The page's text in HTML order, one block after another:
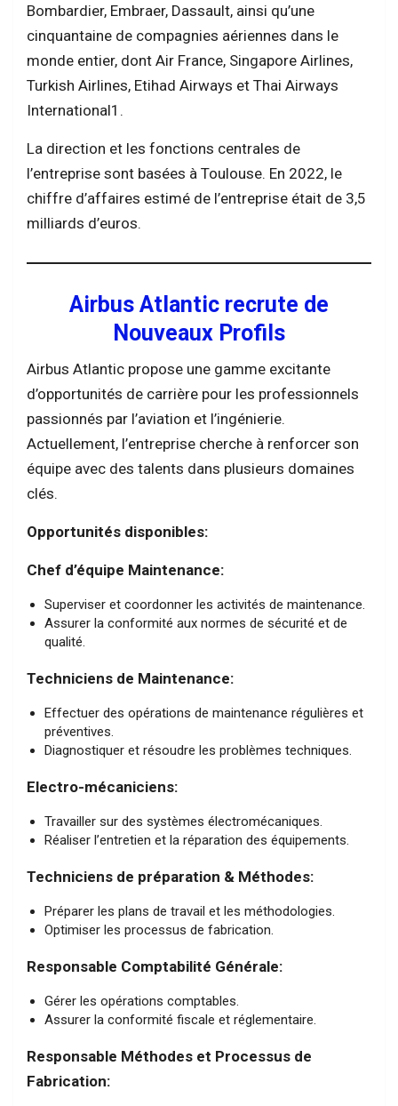
Bombardier, Embraer, Dassault, ainsi qu’une
cinquantaine de compagnies aériennes dans le
monde entier, dont Air France, Singapore Airlines,
Turkish Airlines, Etihad Airways et Thai Airways
International​1.
La direction et les fonctions centrales de
l’entreprise sont basées à Toulouse​​. En 2022, le
chiffre d’affaires estimé de l’entreprise était de 3,5
milliards d’euros​​.
Airbus Atlantic recrute de
Nouveaux Profils
Airbus Atlantic propose une gamme excitante
d’opportunités de carrière pour les professionnels
passionnés par l’aviation et l’ingénierie.
Actuellement, l’entreprise cherche à renforcer son
équipe avec des talents dans plusieurs domaines
clés.
Opportunités disponibles:
Chef d’équipe Maintenance:
Superviser et coordonner les activités de maintenance.
Assurer la conformité aux normes de sécurité et de
qualité.
Techniciens de Maintenance:
Effectuer des opérations de maintenance régulières et
préventives.
Diagnostiquer et résoudre les problèmes techniques.
Electro-mécaniciens:
Travailler sur des systèmes électromécaniques.
Réaliser l’entretien et la réparation des équipements.
Techniciens de préparation & Méthodes:
Préparer les plans de travail et les méthodologies.
Optimiser les processus de fabrication.
Responsable Comptabilité Générale:
Gérer les opérations comptables.
Assurer la conformité fiscale et réglementaire.
Responsable Méthodes et Processus de
Fabrication: